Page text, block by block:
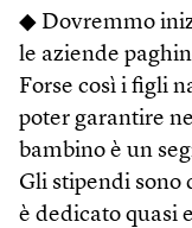
◆ Dovremmo
le aziende
Forse così i figli
poter garantire
bambino è un
Gli stipendi sono
è dedicato quasi